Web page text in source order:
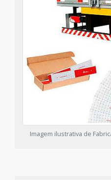
Imagem ilustrativa de